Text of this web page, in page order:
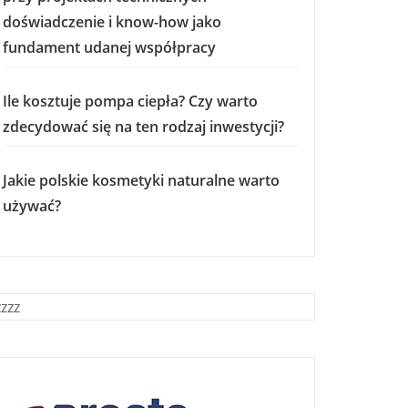
doświadczenie i know-how jako
fundament udanej współpracy
Ile kosztuje pompa ciepła? Czy warto
zdecydować się na ten rodzaj inwestycji?
Jakie polskie kosmetyki naturalne warto
używać?